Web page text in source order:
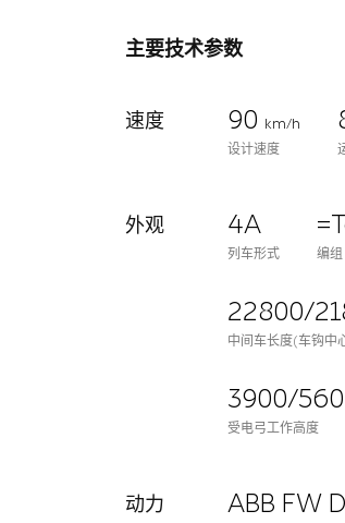
主要技术参数
速度 90 km/h
设计速度
外观 4A
列车形式 编组
22800/
中间车长度(车钩中
3900/
受电弓工作高度
动力 ABB FW